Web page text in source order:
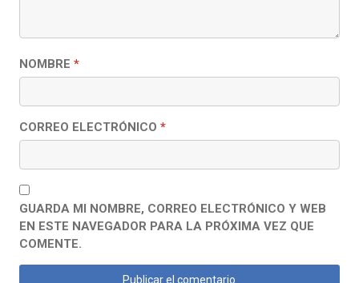
NOMBRE *
CORREO ELECTRÓNICO *
GUARDA MI NOMBRE, CORREO ELECTRÓNICO Y WEB
EN ESTE NAVEGADOR PARA LA PRÓXIMA VEZ QUE
COMENTE.